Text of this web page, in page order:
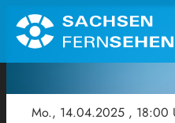
Mo., 14.04.2025 , 18:00